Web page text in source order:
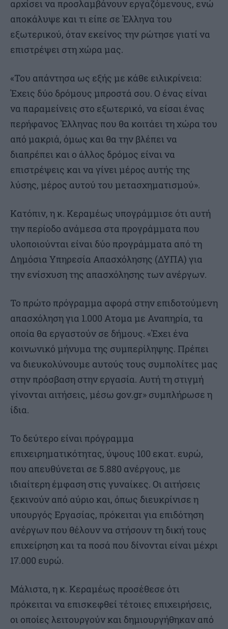
αρχίσει να προσλαμβάνουν εργαζόμενους, ενώ
αποκάλυψε και τι είπε σε Έλληνα του
εξωτερικού, όταν εκείνος την ρώτησε γιατί να
επιστρέψει στη χώρα μας.
«Του απάντησα ως εξής με κάθε ειλικρίνεια:
Έχεις δύο δρόμους μπροστά σου. Ο ένας είναι
να παραμείνεις στο εξωτερικό, να είσαι ένας
περήφανος Έλληνας που θα κοιτάει τη χώρα του
από μακριά, όμως και θα την βλέπει να
διαπρέπει και ο άλλος δρόμος είναι να
επιστρέψεις και να γίνει μέρος αυτής της
λύσης, μέρος αυτού του μετασχηματισμού».
Κατόπιν, η κ. Κεραμέως υπογράμμισε ότι αυτή
την περίοδο ανάμεσα στα προγράμματα που
υλοποιούνται είναι δύο προγράμματα από τη
Δημόσια Υπηρεσία Απασχόλησης (ΔΥΠΑ) για
την ενίσχυση της απασχόλησης των ανέργων.
Το πρώτο πρόγραμμα αφορά στην επιδοτούμενη
απασχόληση για 1.000 Ατομα με Αναπηρία, τα
οποία θα εργαστούν σε δήμους. «Έχει ένα
κοινωνικό μήνυμα της συμπερίληψης. Πρέπει
να διευκολύνουμε αυτούς τους συμπολίτες μας
στην πρόσβαση στην εργασία. Αυτή τη στιγμή
γίνονται αιτήσεις, μέσω gov.gr» συμπλήρωσε η
ίδια.
Το δεύτερο είναι πρόγραμμα
επιχειρηματικότητας, ύψους 100 εκατ. ευρώ,
που απευθύνεται σε 5.880 ανέργους, με
ιδιαίτερη έμφαση στις γυναίκες. Οι αιτήσεις
ξεκινούν από αύριο και, όπως διευκρίνισε η
υπουργός Εργασίας, πρόκειται για επιδότηση
ανέργων που θέλουν να στήσουν τη δική τους
επιχείρηση και τα ποσά που δίνονται είναι μέχρι
17.000 ευρώ.
Μάλιστα, η κ. Κεραμέως προσέθεσε ότι
πρόκειται να επισκεφθεί τέτοιες επιχειρήσεις,
οι οποίες λειτουργούν και δημιουργήθηκαν από